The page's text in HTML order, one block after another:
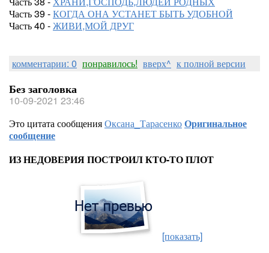
Часть 39 -КОГДА ОНА УСТАНЕТ БЫТЬ УДОБНОЙ
Часть 40 -ЖИВИ,МОЙ ДРУГ
комментарии: 0 понравилось! вверх^ к полной версии
Без заголовка
10-09-2021 23:46
Это цитата сообщенияОксана_ТарасенкоОригинальное
сообщение
ИЗ НЕДОВЕРИЯ ПОСТРОИЛ КТО-ТО ПЛОТ
[показать]